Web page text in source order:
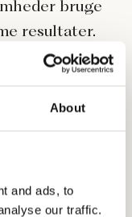
About
and ads, to
our traffic.
bruge
resultater.
i USA,
for at få den
med